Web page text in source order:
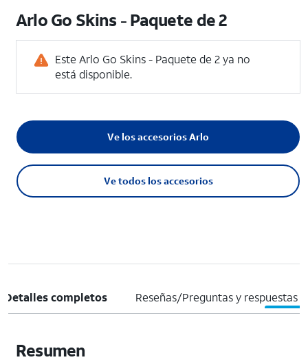
Arlo Go Skins - Paquete de 2
Este Arlo Go Skins - Paquete de 2 ya no
está disponible.
Ve todos los accesorios
Ve los accesorios Arlo
Detalles completos Reseñas/Preguntas y respuestas
Resumen